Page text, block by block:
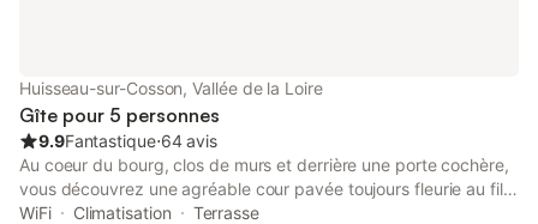
Huisseau-sur-Cosson, Vallée de la Loire
Gîte pour 5 personnes
9.9Fantastique⋅64 avis
Au coeur du bourg, clos de murs et derrière une porte cochère,
vous découvrez une agréable cour pavée toujours fleurie au fil
des saisons par les camélias, hortensias, glycines, rosiers,
WiFi Climatisation
Terrasse